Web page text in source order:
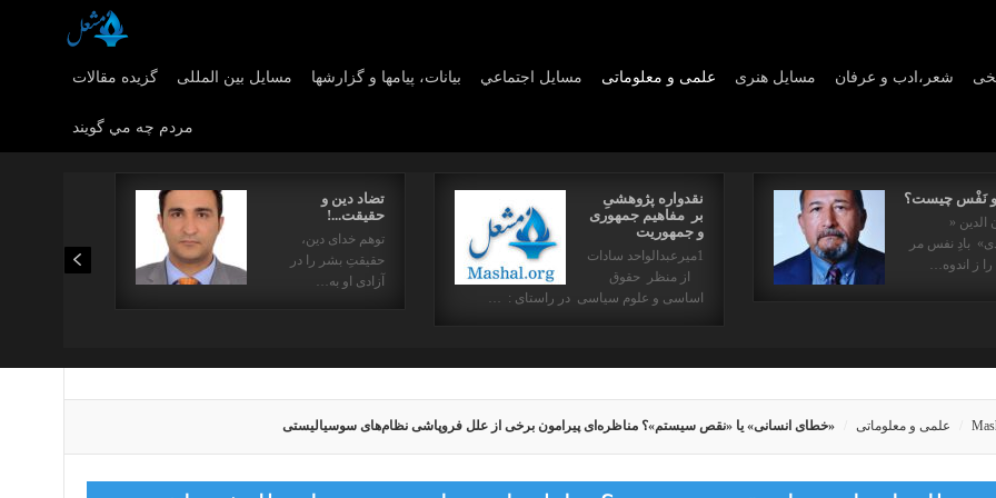
گزیده مقالات مسایل بین المللی بیانات، پیامها و گزارشها مسايل اجتماعي علمی و معلوماتی مسايل هنری شعر،ادب و عرفان
مردم چه مي گويند
تضاد دین و
حقیقت...!
توهم خدای دین،
حقیقتِ بشر را در
آزادی او به…
نقدواره پژوهشیِ
بر مفاهیم جمهوری
و جمهوریت
1میرعبدالواحد سادات
از منظر حقوق
اساسی و علوم سیاسی در راستای : …
و نَفْس چیست؟
الدین «
بادِ نفس مر
را ز اندوه…
علمی و معلوماتی «خطای انسانی» یا «نقص سیستم»؟ مناظره‌ای پیرامون برخی از علل فروپاشی نظام‌های سوسیالیستی